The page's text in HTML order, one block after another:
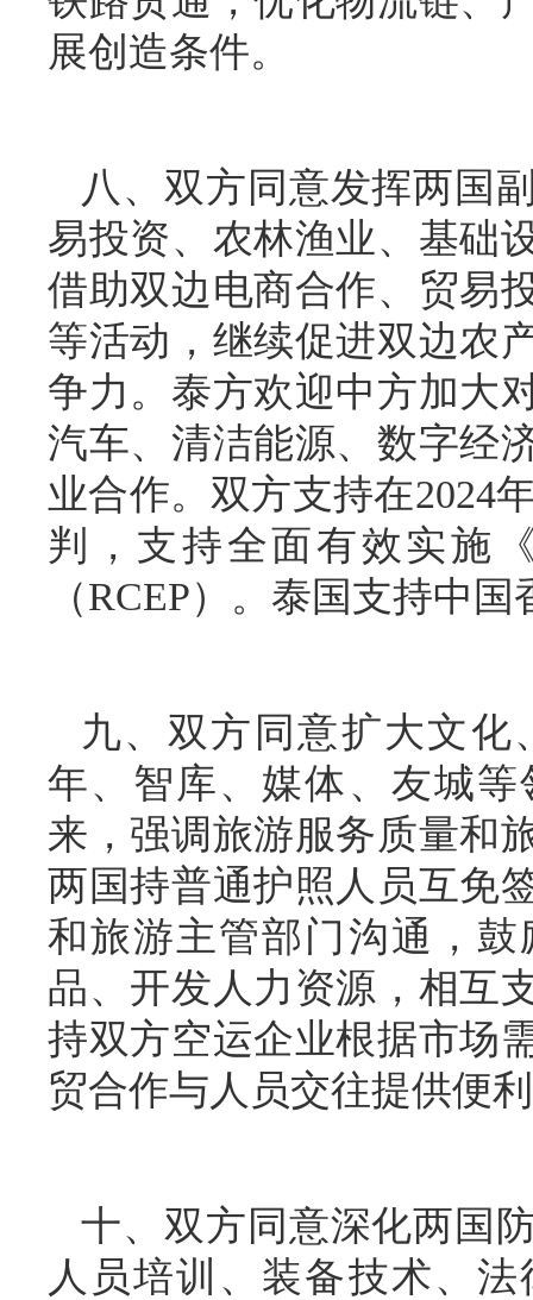
展创造条件。
八、双方同意发挥两国
易投资、农林渔业、基础
借助双边电商合作、贸易
等活动，继续促进双边农
争力。泰方欢迎中方加大
汽车、清洁能源、数字经
业合作。双方支持在2024
判，支持全面有效实施
（RCEP）。泰国支持中
九、双方同意扩大文
年、智库、媒体、友城
来，强调旅游服务质量和
两国持普通护照人员互免
和旅游主管部门沟通，
品、开发人力资源，相互
持双方空运企业根据市场
贸合作与人员交往提供便
十、双方同意深化两国
人员培训、装备技术、